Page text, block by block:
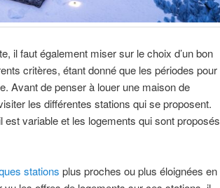
il faut également miser sur le choix d’un bon
critères, étant donné que les périodes pour
Avant de penser à louer une maison de
les différentes stations qui se proposent.
est variable et les logements qui sont proposés
stations plus proches ou plus éloignées en